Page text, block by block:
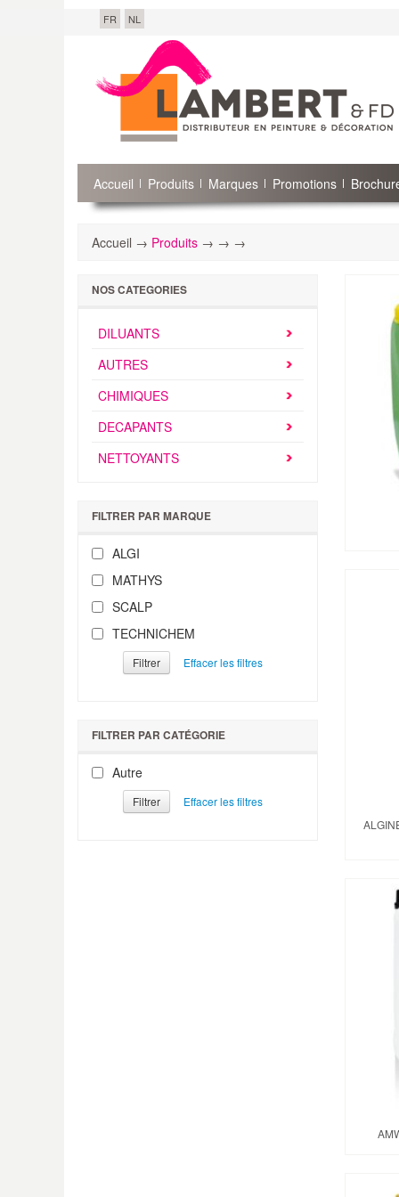
FR NL
Accueil Produits Marques Promotions
Accueil → Produits → → →
NOS CATEGORIES
DILUANTS
AUTRES
CHIMIQUES
DECAPANTS
NETTOYANTS
FILTRER PAR MARQUE
ALGI
MATHYS
SCALP
TECHNICHEM
Filtrer
FILTRER PAR CATÉGORIE
Autre
Filtrer